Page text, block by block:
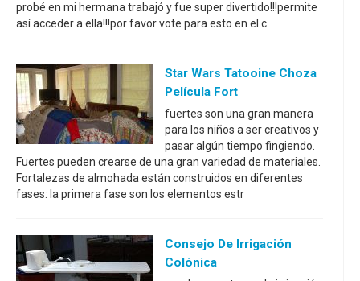
probé en mi hermana trabajó y fue super divertido!!!permite
así acceder a ella!!!por favor vote para esto en el c
Star Wars Tatooine Choza
Película Fort
fuertes son una gran manera
para los niños a ser creativos y
pasar algún tiempo fingiendo.
Fuertes pueden crearse de una gran variedad de materiales.
Fortalezas de almohada están construidos en diferentes
fases: la primera fase son los elementos estr
Consejo De Irrigación
Colónica